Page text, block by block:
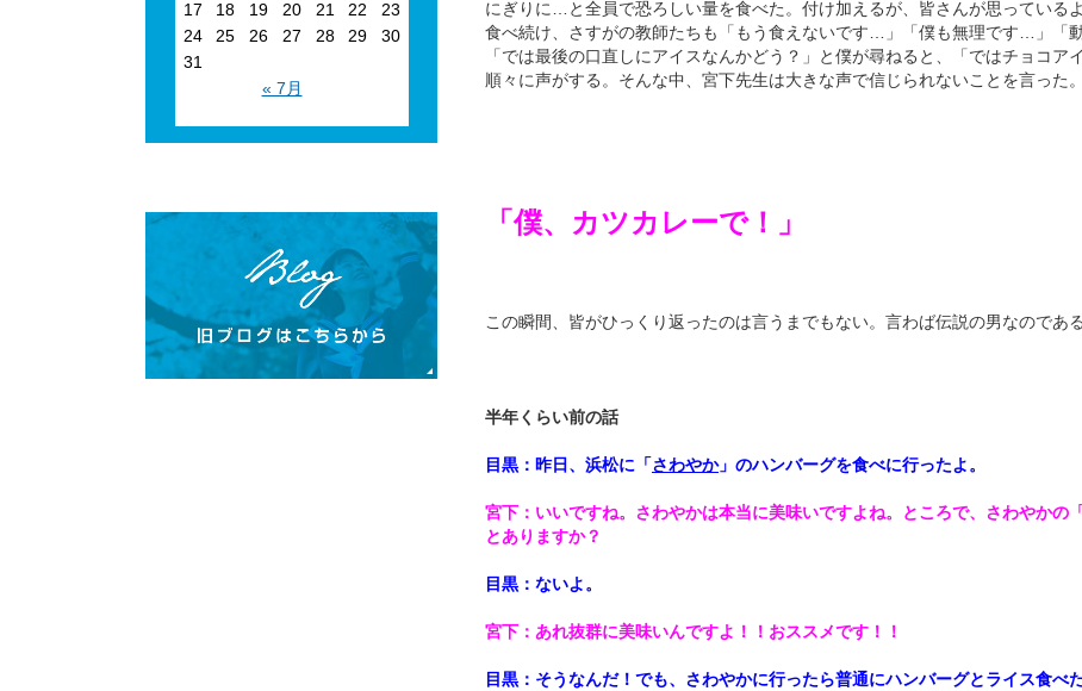
にぎりに…と全員で恐ろしい量を食べた。付け加えるが、皆さんが思っている
食べ続け、さすがの教師たちも「もう食えないです…」「僕も無理です…」「
「では最後の口直しにアイスなんかどう？」と僕が尋ねると、「ではチョコ
順々に声がする。そんな中、宮下先生は大きな声で信じられないことを言った。
「僕、カツカレーで！」
この瞬間、皆がひっくり返ったのは言うまでもない。言わば伝説の男なのである
半年くらい前の話
目黒：昨日、浜松に「さわやか」のハンバーグを食べに行ったよ。
宮下：いいですね。さわやかは本当に美味いですよね。ところで、さわやかの
とありますか？
目黒：ないよ。
宮下：あれ抜群に美味いんですよ！！おススメです！！
目黒：そうなんだ！でも、さわやかに行ったら普通にハンバーグとライス食べ
17
18 19 20 21 22
23
24
25 26 27 28 29
30
31
« 7月